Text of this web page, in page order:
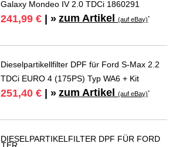
Galaxy Mondeo IV 2.0 TDCi 1860291
241,99 € | » zum Artikel(auf eBay)*
Dieselpartikellfilter DPF für Ford S-Max 2.2
TDCi EURO 4 (175PS) Typ WA6 + Kit
251,40 € | » zum Artikel(auf eBay)*
DIESELPARTIKELFILTER DPF FÜR FORD